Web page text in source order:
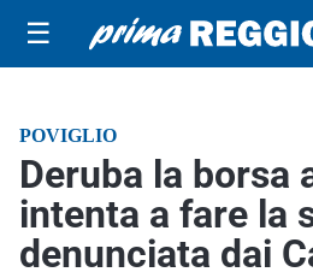
☰
POVIGLIO
Deruba la borsa
intenta a fare la
denunciata dai